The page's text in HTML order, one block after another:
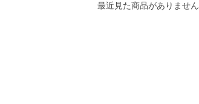
最近見た商品がありません